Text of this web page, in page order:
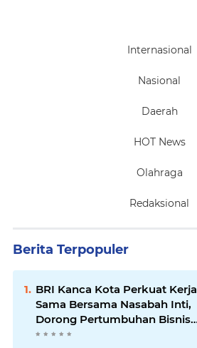
Internasional
Nasional
Daerah
HOT News
Olahraga
Redaksional
Berita Terpopuler
BRI Kanca Kota Perkuat Kerja
Sama Bersama Nasabah Inti,
Dorong Pertumbuhan Bisnis
Berkelanjutan